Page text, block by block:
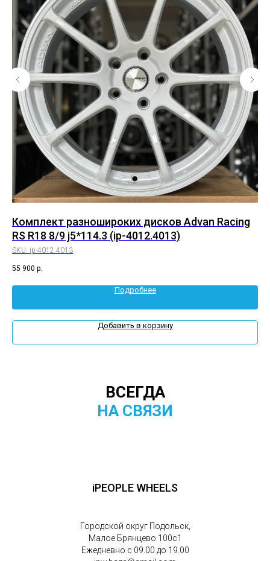
Комплект разношироких дисков Advan Racing
RS R18 8/9 j5*114.3 (ip-4012.4013)
SKU: ip-4012.4013
55 900 р.
Подробнее
Добавить в корзину
ВСЕГДА
НА СВЯЗИ
iPEOPLE WHEELS
Городской округ Подольск,
Малое Брянцево 100с1
Ежедневно с 09.00 до 19.00